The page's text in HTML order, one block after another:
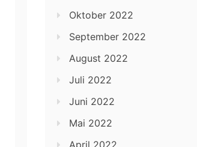
Oktober 2022
September 2022
August 2022
Juli 2022
Juni 2022
Mai 2022
April 2022